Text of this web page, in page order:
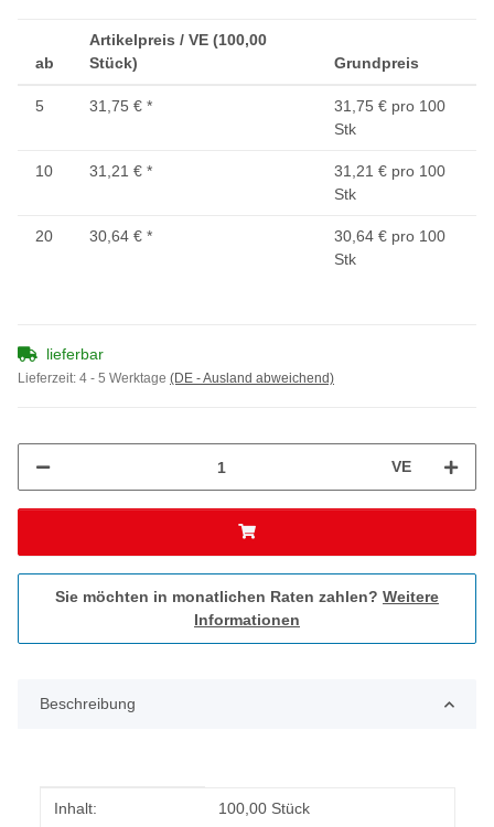
ab
Artikelpreis / VE (100,00
Stück)
Grundpreis
5 31,75 € *
31,75 € pro 100
Stk
10 31,21 € *
31,21 € pro 100
Stk
20 30,64 € *
30,64 € pro 100
Stk
lieferbar
Lieferzeit: 4 - 5 Werktage (DE - Ausland abweichend)
VE
Sie möchten in monatlichen Raten zahlen? Weitere
Informationen
Beschreibung
Produkteigenschaft
Wert
Inhalt: 100,00 Stück